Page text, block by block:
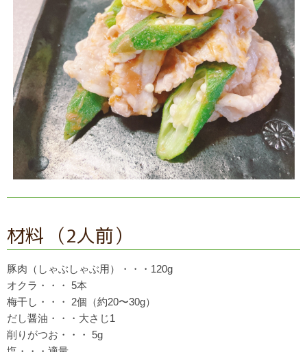
材料 （2人前）
豚肉（しゃぶしゃぶ用）・・・120g
オクラ・・・ 5本
梅干し・・・ 2個（約20〜30g）
だし醤油・・・大さじ1
削りがつお・・・ 5g